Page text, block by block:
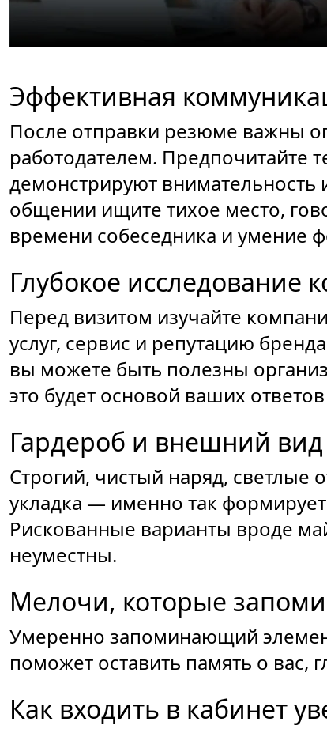
Эффективная
После отправки резюме важны
работодателем. Предпочитайте
демонстрируют
общении ищите тихое место,
времени собеседника и умение
Глубокое исследование
Перед визитом изучайте
услуг, сервис и репутацию
вы можете быть полезны
это будет основой ваших
Гардероб и внешний вид
Строгий, чистый наряд, светлые
укладка — именно так
Рискованные варианты вроде
неуместны.
Мелочи, которые
Умеренно запоминающий
поможет оставить память о вас,
Как входить в кабинет